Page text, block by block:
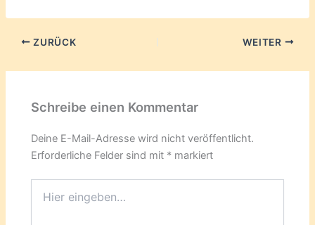
ZURÜCK WEITER
Schreibe einen Kommentar
Deine E-Mail-Adresse wird nicht veröffentlicht.
Erforderliche Felder sind mit * markiert
eingeben…